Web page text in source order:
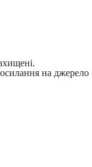
на джерело